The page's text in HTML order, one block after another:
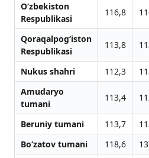
O‘zbekiston
Respublikasi
116,8
Qoraqalpog‘iston
Respublikasi
113,8
Nukus shahri 112,3
Amudaryo
tumani
113,4
Beruniy tumani 113,7
Bo‘zatov tumani
118,6